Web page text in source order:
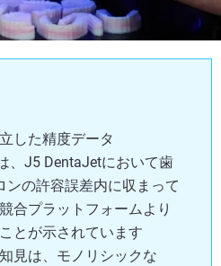
した精度データ
、J5 DentaJetにおいて歯
ンの許容誤差内に収まって
合プラットフォームより
とが示されています
見は、モノリシックな